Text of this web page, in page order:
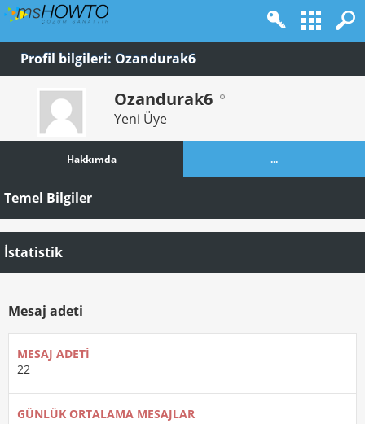
Profil bilgileri: Ozandurak6
Ozandurak6
Yeni Üye
Hakkımda ...
Temel Bilgiler
İstatistik
Mesaj adeti
MESAJ ADETI
22
GÜNLÜK ORTALAMA MESAJLAR